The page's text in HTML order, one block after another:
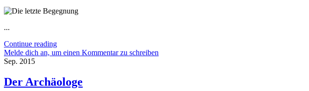
...
Continue reading
Melde dich an, um einen Kommentar zu schreiben
Sep. 2015
Der Archäologe